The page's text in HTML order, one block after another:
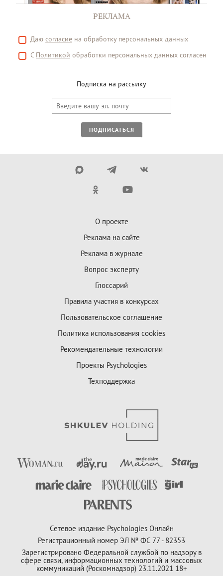
РЕКЛАМА
Даю согласие на обработку персональных данных
С Политикой обработки персональных данных согласен
Подписка на рассылку
ПОДПИСАТЬСЯ
О проекте
Реклама на сайте
Реклама в журнале
Вопрос эксперту
Глоссарий
Правила участия в конкурсах
Пользовательское соглашение
Политика использования cookies
Рекомендательные технологии
Проекты Psychologies
Техподдержка
Сетевое издание Psychologies Онлайн
Регистрационный номер ЭЛ № ФС 77 - 82353
Зарегистрировано Федеральной службой по надзору в
сфере связи, информационных технологий и массовых
коммуникаций (Роскомнадзор) 23.11.2021 18+